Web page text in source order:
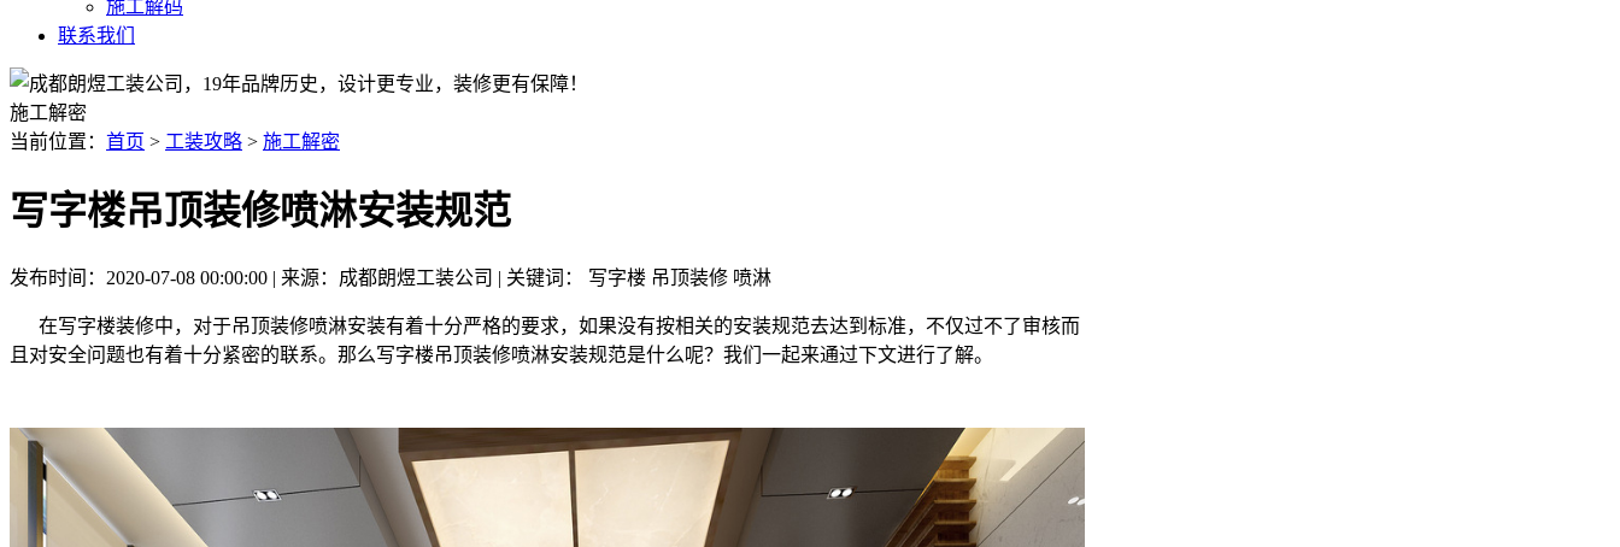
施工解码
联系我们
施工解密
当前位置： 首页 > 工装攻略 > 施工解密
写字楼吊顶装修喷淋安装规范
发布时间：2020-07-08 00:00:00 | 来源：成都朗煜工装公司 | 关键词： 写字楼 吊顶装修 喷淋
在写字楼装修中，对于吊顶装修喷淋安装有着十分严格的要求，如果没有按相关的安装规范去达到标准，不仅过不了审核而
且对安全问题也有着十分紧密的联系。那么写字楼吊顶装修喷淋安装规范是什么呢？我们一起来通过下文进行了解。